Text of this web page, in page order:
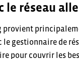
réseau
provient
gestionnaire de
pour couvrir les